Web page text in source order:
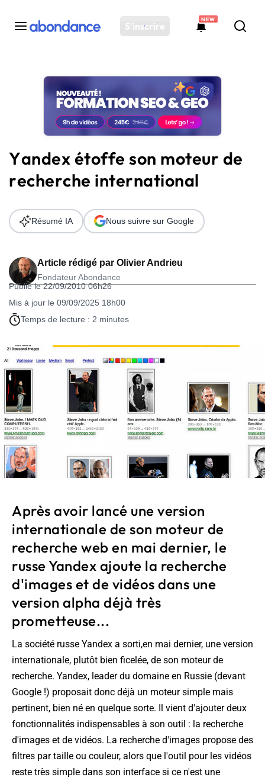
S'inscrire
NEW
Toutes les actus
Actus SEO
Plateforme
Solutions
Ressources
Audit SEO
Yandex étoffe son moteur de
recherche international
Article rédigé par Olivier Andrieu
Fondateur Abondance
Publié le 22/09/2010 06h26
Mis à jour le 09/09/2025 18h00
Temps de lecture : 2 minutes
Résumé IA Nous suivre sur Google
Après avoir lancé une version
internationale de son moteur de
recherche web en mai dernier, le
russe Yandex ajoute la recherche
d'images et de vidéos dans une
version alpha déjà très
prometteuse...
La société russe Yandex a sorti,en mai dernier, une version
internationale, plutôt bien ficelée, de son moteur de
recherche. Yandex, leader du domaine en Russie (devant
Google !) proposait donc déjà un moteur simple mais
pertinent, bien né en quelque sorte. Il vient d'ajouter deux
fonctionnalités indispensables à son outil : la recherche
d'images et de vidéos. La recherche d'images propose des
filtres par taille ou couleur, alors que l'outil pour les vidéos
reste très simple dans son interface si ce n'est une